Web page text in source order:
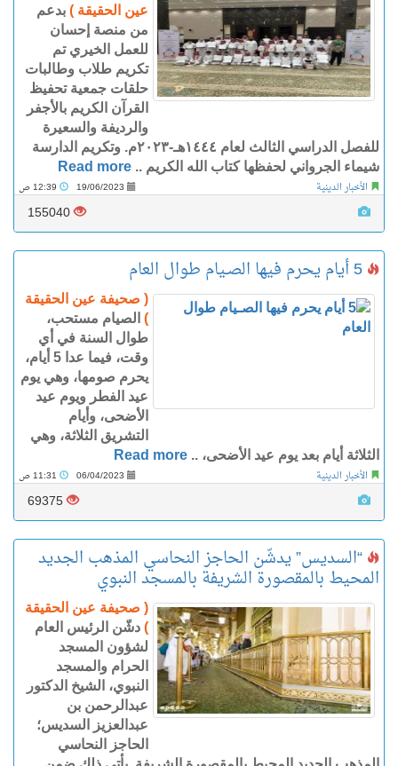
عين الحقيقة ) بدعم
من منصة إحسان
للعمل الخيري تم
تكريم طلاب وطالبات
حلقات جمعية تحفيظ
القرآن الكريم بالأجفر
والرديفة والسعيرة
للفصل الدراسي الثالث لعام ١٤٤٤هـ-٢٠٢٣م. وتكريم الدارسة
شيماء الجرواني لحفظها كتاب الله الكريم .. Read more
الأخبار الدينية 19/06/2023
155040
( صحيفة عين الحقيقة
) الصيام مستحب،
طوال السنة في أي
وقت، فيما عدا 5 أيام،
يحرم صومها، وهي يوم
عيد الفطر ويوم عيد
الأضحى، وأيام
التشريق الثلاثة، وهي
الثلاثة أيام بعد يوم عيد الأضحى، .. Read more
الأخبار الدينية 06/04/2023
69375
“السديس” يدشّن الحاجز النحاسي المذهب الجديد
المحيط بالمقصورة الشريفة بالمسجد النبوي
( صحيفة عين الحقيقة
) دشّن الرئيس العام
لشؤون المسجد
الحرام والمسجد
النبوي، الشيخ الدكتور
عبدالرحمن بن
عبدالعزيز السديس؛
الحاجز النحاسي